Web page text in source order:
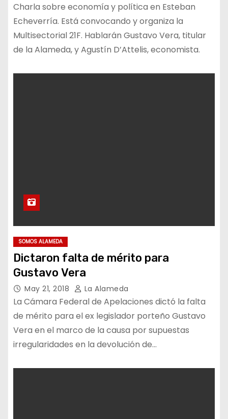
Charla sobre economía y política en Esteban
Echeverría. Está convocando y organiza la
Multisectorial 21F. Hablarán Gustavo Vera, titular
de la Alameda, y Agustín D’Attelis, economista.
SOMOS ALAMEDA
Dictaron falta de mérito para
Gustavo Vera
May 21, 2018 La Alameda
La Cámara Federal de Apelaciones dictó la falta
de mérito para el ex legislador porteño Gustavo
Vera en el marco de la causa por supuestas
irregularidades en la devolución de…